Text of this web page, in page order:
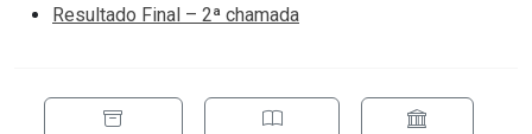
Resultado Final – 2ª chamada